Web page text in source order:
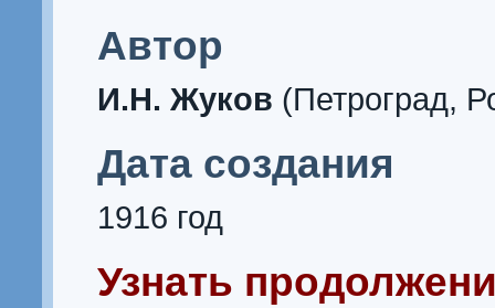
Автор
И.Н. Жуков (Петроград,
Дата создания
1916 год
Узнать